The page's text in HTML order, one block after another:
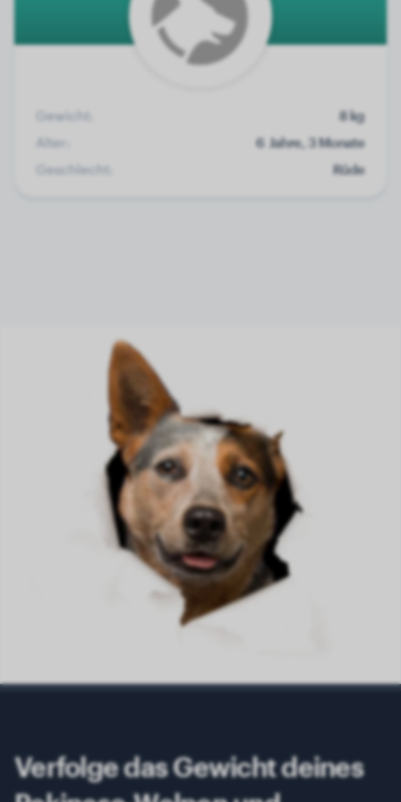
Gewicht:
8 kg
Alter:
6 Jahre, 3 Monate
Geschlecht:
Rüde
Verfolge das Gewicht deines